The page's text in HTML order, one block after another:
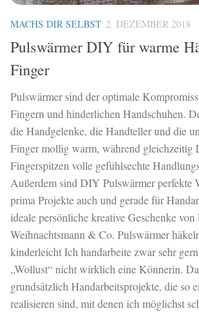
MACHS DIR SELBST 2. DEZEMBER 2018
Pulswärmer DIY für warme
Finger
Pulswärmer sind der optimale
Fingern und hinderlichen Handschuhen.
die Handgelenke, die Handteller und die
Finger mollig warm, während gleichzeitig
Fingerspitzen volle gefühlsechte
Außerdem sind DIY Pulswärmer perfekte
prima Projekte auch und gerade für
ideale persönliche kreative Geschenke
Weihnachtsmann & Co. Pulswärmer
kinderleicht Ich handarbeite zwar sehr
„Wollust“ nicht wirklich eine Könnerin.
grundsätzlich Handarbeitsprojekte, die so
realisieren sind, mit denen ich möglichst